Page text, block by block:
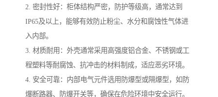
2. 密封性好：柜体结构严密，防护等级高，通常达到
IP65及以上，能够有效防止粉尘、水分和腐蚀性气体进
入内部。
3. 材质耐用：外壳通常采用高强度铝合金、不锈钢或工
程塑料等耐腐蚀、抗冲击的材料制成，适应恶劣环境。
4. 安全可靠：内部电气元件选用防爆型或隔爆型，如防
爆断路器、防爆开关等，确保在危险环境中安全运行。